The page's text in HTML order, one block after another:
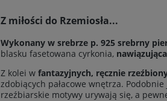
Z miłości do Rzemiosła...
Wykonany w srebrze p. 925 srebrny
blasku fasetowana cyrkonia,
Z kolei w fantazyjnych, ręcznie
zdobiących pałacowe wnętrza.
rzeźbiarskie motywy urywają się, a